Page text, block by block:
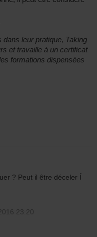
leur pratique, Taking
et travaille à un certificat
formations dispensées
? Peut il être déceler Í
23:20